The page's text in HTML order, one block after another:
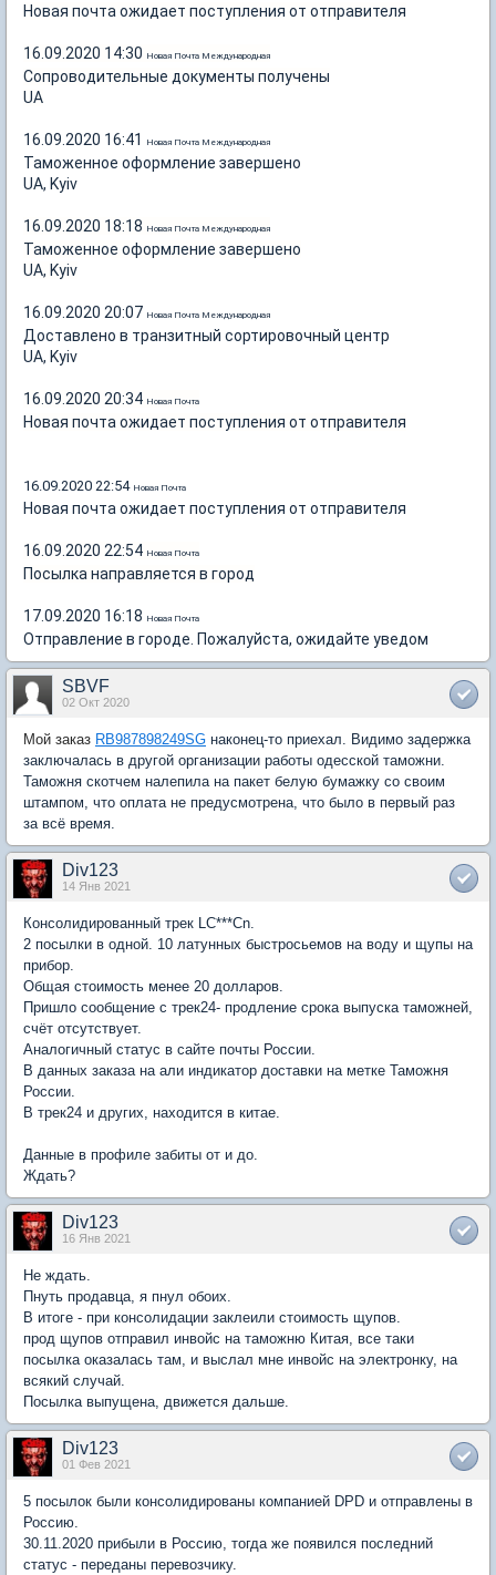
Новая почта ожидает поступления от отправителя
16.09.2020 14:30 Новая Почта Международная
Сопроводительные документы получены
UA
16.09.2020 16:41 Новая Почта Международная
Таможенное оформление завершено
UA, Kyiv
16.09.2020 18:18 Новая Почта Международная
Таможенное оформление завершено
UA, Kyiv
16.09.2020 20:07 Новая Почта Международная
Доставлено в транзитный сортировочный центр
UA, Kyiv
16.09.2020 20:34 Новая Почта
Новая почта ожидает поступления от отправителя
16.09.2020 22:54 Новая Почта
Новая почта ожидает поступления от отправителя
16.09.2020 22:54 Новая Почта
Посылка направляется в город
17.09.2020 16:18 Новая Почта
Отправление в городе. Пожалуйста, ожидайте уведом
SBVF
02 Окт 2020
Мой заказ RB987898249SG наконец-то приехал. Видимо задержка
заключалась в другой организации работы одесской таможни.
Таможня скотчем налепила на пакет белую бумажку со своим
штампом, что оплата не предусмотрена, что было в первый раз
за всё время.
Div123
14 Янв 2021
Консолидированный трек LC***Cn.
2 посылки в одной. 10 латунных быстросьемов на воду и щупы на
прибор.
Общая стоимость менее 20 долларов.
Пришло сообщение с трек24- продление срока выпуска таможней,
счёт отсутствует.
Аналогичный статус в сайте почты России.
В данных заказа на али индикатор доставки на метке Таможня
России.
В трек24 и других, находится в китае.
Данные в профиле забиты от и до.
Ждать?
Div123
16 Янв 2021
Не ждать.
Пнуть продавца, я пнул обоих.
В итоге - при консолидации заклеили стоимость щупов.
прод щупов отправил инвойс на таможню Китая, все таки
посылка оказалась там, и выслал мне инвойс на электронку, на
всякий случай.
Посылка выпущена, движется дальше.
Div123
01 Фев 2021
5 посылок были консолидированы компанией DPD и отправлены в
Россию.
30.11.2020 прибыли в Россию, тогда же появился последний
статус - переданы перевозчику.